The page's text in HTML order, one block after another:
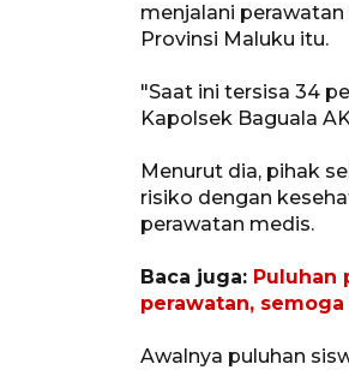
menjalani
Provinsi Maluku itu.
"Saat ini tersisa 34
Kapolsek Baguala
Menurut dia, pihak
risiko dengan
perawatan medis.
Baca juga: Puluhan
perawatan,
Awalnya puluhan